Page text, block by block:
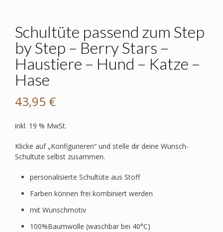
Schultüte passend zum Step
by Step – Berry Stars –
Haustiere – Hund – Katze –
Hase
43,95 €
inkl. 19 % MwSt.
Klicke auf „Konfigurieren“ und stelle dir deine Wunsch-
Schultüte selbst zusammen.
personalisierte Schultüte aus Stoff
Farben können frei kombiniert werden
mit Wunschmotiv
100%Baumwolle (waschbar bei 40°C)